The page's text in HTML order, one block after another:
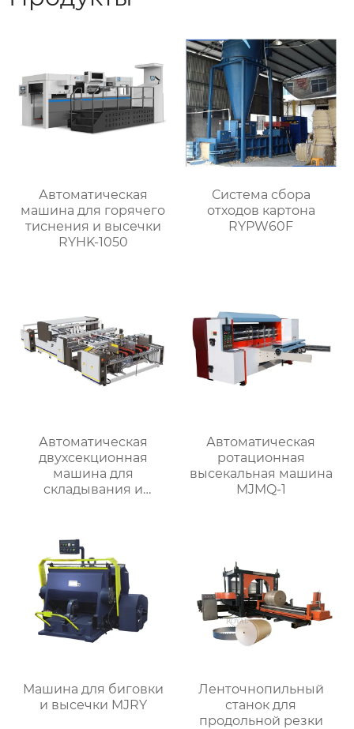
Автоматическая
машина для горячего
тиснения и высечки
RYHK-1050
Система сбора
отходов картона
RYPW60F
Автоматическая
двухсекционная
машина для
складывания и
Автоматическая
ротационная
высекальная машина
MJMQ-1
Машина для биговки
и высечки MJRY
Ленточнопильный
станок для
продольной резки